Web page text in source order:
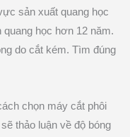
sản xuất quang học
quang học hơn 12 năm.
do cắt kém. Tìm đúng
chọn máy cắt phôi
thảo luận về độ bóng